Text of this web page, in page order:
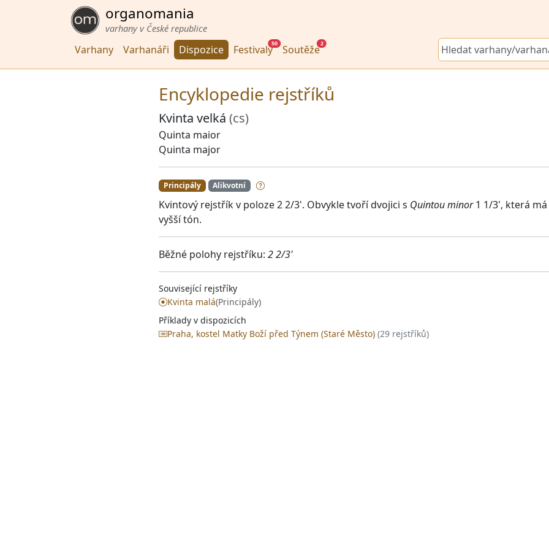
organomania
varhany v České republice
Varhany Varhanáři Dispozice Festivaly50 Soutěže2
Encyklopedie rejstříků
Kvinta velká (cs)
Quinta maior
Quinta major
Principály Alikvotní
Kvintový rejstřík v poloze 2 2/3'. Obvykle tvoří dvojici s Quintou minor1 1/3', která
vyšší tón.
Běžné polohy rejstříku: 2 2/3'
Související rejstříky
Kvinta malá(Principály)
Příklady v dispozicích
Praha, kostel Matky Boží před Týnem (Staré Město) (29 rejstříků)